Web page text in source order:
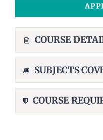
COURSE
SUBJECTS
COURSE